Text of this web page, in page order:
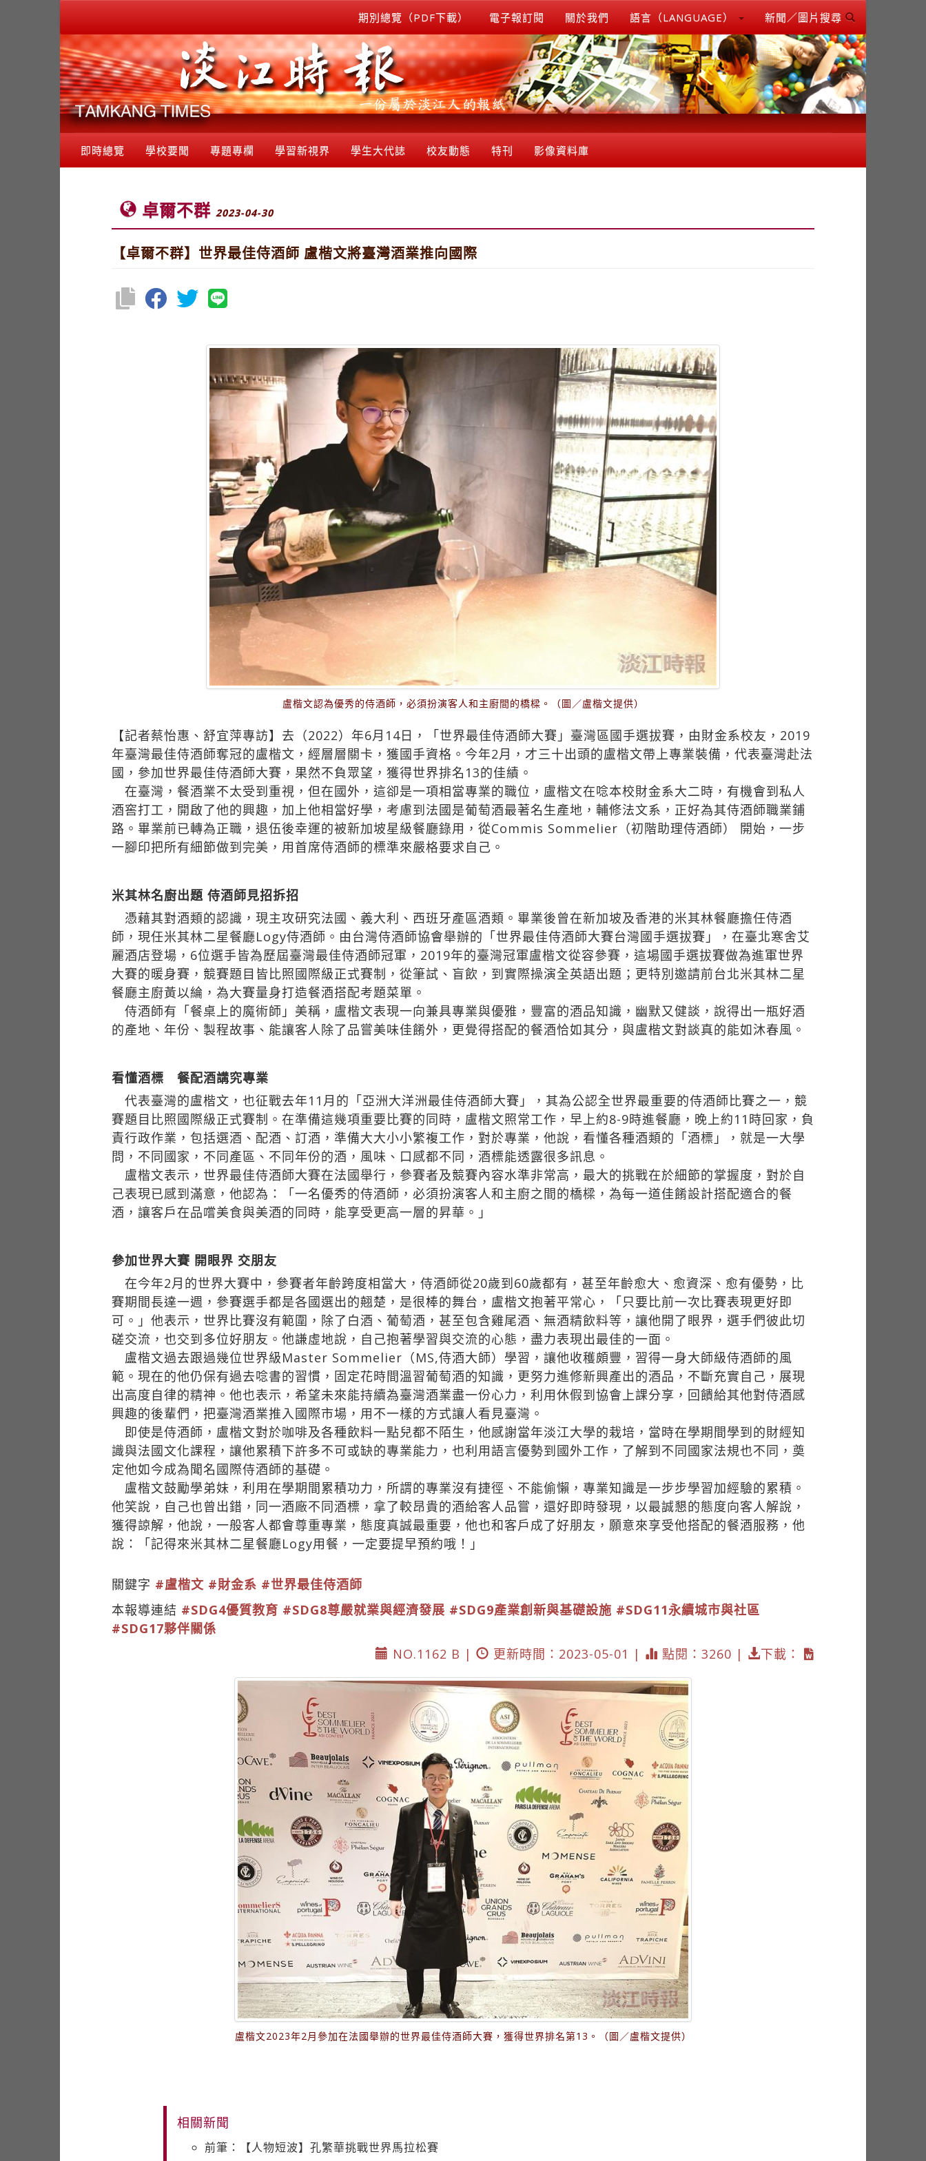
期別總覽（PDF下載） 電子報訂閱 關於我們 語言（LANGUAGE） 新聞／圖片搜尋
即時總覽 學校要聞 專題專欄 學習新視界 學生大代誌 校友動態 特刊 影像資料庫
卓爾不群 2023-04-30
【卓爾不群】世界最佳侍酒師 盧楷文將臺灣酒業推向國際
盧楷文認為優秀的侍酒師，必須扮演客人和主廚間的橋樑。（圖／盧楷文提供）
【記者蔡怡惠、舒宜萍專訪】去（2022）年6月14日，「世界最佳侍酒師大賽」臺灣區國手選拔賽，由財金系校友，2019
年臺灣最佳侍酒師奪冠的盧楷文，經層層關卡，獲國手資格。今年2月，才三十出頭的盧楷文帶上專業裝備，代表臺灣赴法
國，參加世界最佳侍酒師大賽，果然不負眾望，獲得世界排名13的佳績。
在臺灣，餐酒業不太受到重視，但在國外，這卻是一項相當專業的職位，盧楷文在唸本校財金系大二時，有機會到私人
酒窖打工，開啟了他的興趣，加上他相當好學，考慮到法國是葡萄酒最著名生產地，輔修法文系，正好為其侍酒師職業鋪
路。畢業前已轉為正職，退伍後幸運的被新加坡星級餐廳錄用，從Commis Sommelier（初階助理侍酒師） 開始，一步
一腳印把所有細節做到完美，用首席侍酒師的標準來嚴格要求自己。
米其林名廚出題 侍酒師見招拆招
憑藉其對酒類的認識，現主攻研究法國、義大利、西班牙產區酒類。畢業後曾在新加坡及香港的米其林餐廳擔任侍酒
師，現任米其林二星餐廳Logy侍酒師。由台灣侍酒師協會舉辦的「世界最佳侍酒師大賽台灣國手選拔賽」，在臺北寒舍艾
麗酒店登場，6位選手皆為歷屆臺灣最佳侍酒師冠軍，2019年的臺灣冠軍盧楷文從容參賽，這場國手選拔賽做為進軍世界
大賽的暖身賽，競賽題目皆比照國際級正式賽制，從筆試、盲飲，到實際操演全英語出題；更特別邀請前台北米其林二星
餐廳主廚黃以綸，為大賽量身打造餐酒搭配考題菜單。
侍酒師有「餐桌上的魔術師」美稱，盧楷文表現一向兼具專業與優雅，豐富的酒品知識，幽默又健談，說得出一瓶好酒
的產地、年份、製程故事、能讓客人除了品嘗美味佳餚外，更覺得搭配的餐酒恰如其分，與盧楷文對談真的能如沐春風。
看懂酒標 餐配酒講究專業
代表臺灣的盧楷文，也征戰去年11月的「亞洲大洋洲最佳侍酒師大賽」，其為公認全世界最重要的侍酒師比賽之一，競
賽題目比照國際級正式賽制。在準備這幾項重要比賽的同時，盧楷文照常工作，早上約8-9時進餐廳，晚上約11時回家，負
責行政作業，包括選酒、配酒、訂酒，準備大大小小繁複工作，對於專業，他說，看懂各種酒類的「酒標」，就是一大學
問，不同國家，不同產區、不同年份的酒，風味、口感都不同，酒標能透露很多訊息。
盧楷文表示，世界最佳侍酒師大賽在法國舉行，參賽者及競賽內容水準非常高，最大的挑戰在於細節的掌握度，對於自
己表現已感到滿意，他認為：「一名優秀的侍酒師，必須扮演客人和主廚之間的橋樑，為每一道佳餚設計搭配適合的餐
酒，讓客戶在品嚐美食與美酒的同時，能享受更高一層的昇華。」
參加世界大賽 開眼界 交朋友
在今年2月的世界大賽中，參賽者年齡跨度相當大，侍酒師從20歲到60歲都有，甚至年齡愈大、愈資深、愈有優勢，比
賽期間長達一週，參賽選手都是各國選出的翹楚，是很棒的舞台，盧楷文抱著平常心，「只要比前一次比賽表現更好即
可。」他表示，世界比賽沒有範圍，除了白酒、葡萄酒，甚至包含雞尾酒、無酒精飲料等，讓他開了眼界，選手們彼此切
磋交流，也交到多位好朋友。他謙虛地說，自己抱著學習與交流的心態，盡力表現出最佳的一面。
盧楷文過去跟過幾位世界級Master Sommelier（MS,侍酒大師）學習，讓他收穫頗豐，習得一身大師級侍酒師的風
範。現在的他仍保有過去唸書的習慣，固定花時間溫習葡萄酒的知識，更努力進修新興產出的酒品，不斷充實自己，展現
出高度自律的精神。他也表示，希望未來能持續為臺灣酒業盡一份心力，利用休假到協會上課分享，回饋給其他對侍酒感
興趣的後輩們，把臺灣酒業推入國際市場，用不一樣的方式讓人看見臺灣。
即使是侍酒師，盧楷文對於咖啡及各種飲料一點兒都不陌生，他感謝當年淡江大學的栽培，當時在學期間學到的財經知
識與法國文化課程，讓他累積下許多不可或缺的專業能力，也利用語言優勢到國外工作，了解到不同國家法規也不同，奠
定他如今成為聞名國際侍酒師的基礎。
盧楷文鼓勵學弟妹，利用在學期間累積功力，所謂的專業沒有捷徑、不能偷懶，專業知識是一步步學習加經驗的累積。
他笑說，自己也曾出錯，同一酒廠不同酒標，拿了較昂貴的酒給客人品嘗，還好即時發現，以最誠懇的態度向客人解說，
獲得諒解，他說，一般客人都會尊重專業，態度真誠最重要，他也和客戶成了好朋友，願意來享受他搭配的餐酒服務，他
說：「記得來米其林二星餐廳Logy用餐，一定要提早預約哦！」
關鍵字 #盧楷文 #財金系 #世界最佳侍酒師
本報導連結 #SDG4優質教育 #SDG8尊嚴就業與經濟發展 #SDG9產業創新與基礎設施 #SDG11永續城市與社區
#SDG17夥伴關係
NO.1162 B |
更新時間：2023-05-01 | 點閱：3260 | 下載：
盧楷文2023年2月參加在法國舉辦的世界最佳侍酒師大賽，獲得世界排名第13。（圖／盧楷文提供）
相關新聞
前筆：【人物短波】孔繁華挑戰世界馬拉松賽